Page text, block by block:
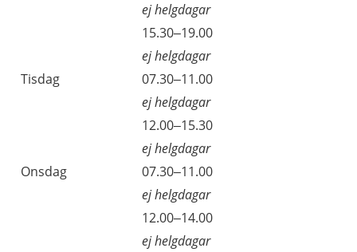
ej helgdagar
15.30–19.00
ej helgdagar
Tisdag
07.30–11.00
ej helgdagar
12.00–15.30
ej helgdagar
Onsdag
07.30–11.00
ej helgdagar
12.00–14.00
ej helgdagar